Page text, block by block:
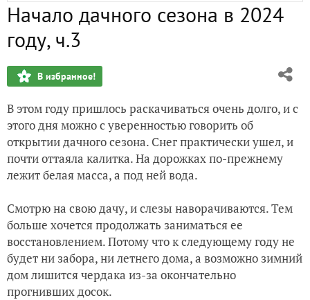
Начало дачного сезона в 2024 году. Ч.2
Начало дачного сезона в 2024 году, ч.1
Елочка с дачи в гости к нам пришла
Нежданная гостья и переезд. Часть 2
Нежданная гостья и переезд. Часть 1
Мечта, надежда и реальность. Часть 2
Мечта, надежда и реальность. Часть 1
Жажда жизни растений
Начало дачного сезона в 2024
году, ч.3
В избранное!
В этом году пришлось раскачиваться очень долго, и с
этого дня можно с уверенностью говорить об
открытии дачного сезона. Снег практически ушел, и
почти оттаяла калитка. На дорожках по-прежнему
лежит белая масса, а под ней вода.
Смотрю на свою дачу, и слезы наворачиваются. Тем
больше хочется продолжать заниматься ее
восстановлением. Потому что к следующему году не
будет ни забора, ни летнего дома, а возможно зимний
дом лишится чердака из-за окончательно
прогнивших досок.